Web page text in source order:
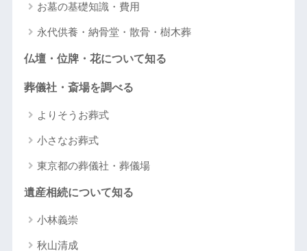
お墓の基礎知識・費用
永代供養・納骨堂・散骨・樹木葬
仏壇・位牌・花について知る
葬儀社・斎場を調べる
よりそうお葬式
小さなお葬式
東京都の葬儀社・葬儀場
遺産相続について知る
小林義崇
秋山清成